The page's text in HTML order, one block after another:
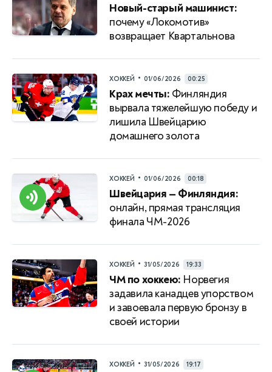
Новый-старый машинист:
почему «Локомотив»
возвращает Квартальнова
ХОККЕЙ • 01/06/2026 00:25
Крах мечты: Финляндия
вырвала тяжелейшую победу и
лишила Швейцарию
домашнего золота
ХОККЕЙ • 01/06/2026 00:18
Швейцария — Финляндия:
онлайн, прямая трансляция
финала ЧМ-2026
ХОККЕЙ • 31/05/2026 19:33
ЧМ по хоккею: Норвегия
задавила канадцев упорством
и завоевала первую бронзу в
своей истории
ХОККЕЙ • 31/05/2026 19:17